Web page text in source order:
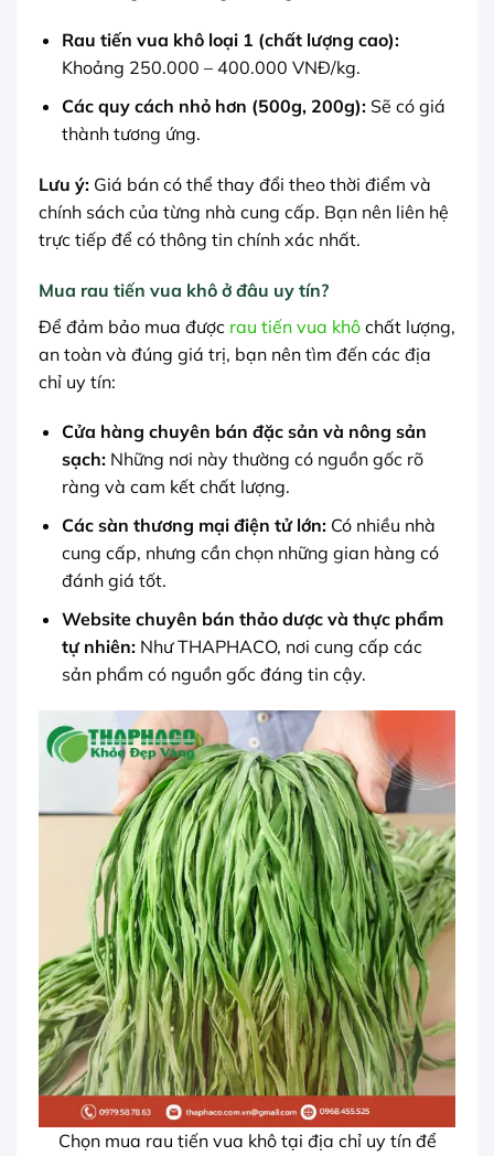
Rau tiến vua khô loại 1 (chất lượng cao):
Khoảng 250.000 – 400.000 VNĐ/kg.
Các quy cách nhỏ hơn (500g, 200g):Sẽ có giá
thành tương ứng.
Lưu ý: Giá bán có thể thay đổi theo thời điểm và
chính sách của từng nhà cung cấp. Bạn nên liên hệ
trực tiếp để có thông tin chính xác nhất.
Mua rau tiến vua khô ở đâu uy tín?
Để đảm bảo mua được rau tiến vua khô chất lượng,
an toàn và đúng giá trị, bạn nên tìm đến các địa
chỉ uy tín:
Cửa hàng chuyên bán đặc sản và nông sản
sạch:Những nơi này thường có nguồn gốc rõ
ràng và cam kết chất lượng.
Các sàn thương mại điện tử lớn:Có nhiều nhà
cung cấp, nhưng cần chọn những gian hàng có
đánh giá tốt.
Website chuyên bán thảo dược và thực phẩm
tự nhiên:Như THAPHACO, nơi cung cấp các
sản phẩm có nguồn gốc đáng tin cậy.
Chọn mua rau tiến vua khô tại địa chỉ uy tín để